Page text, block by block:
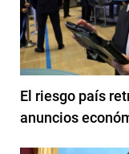
El riesgo país
anuncios